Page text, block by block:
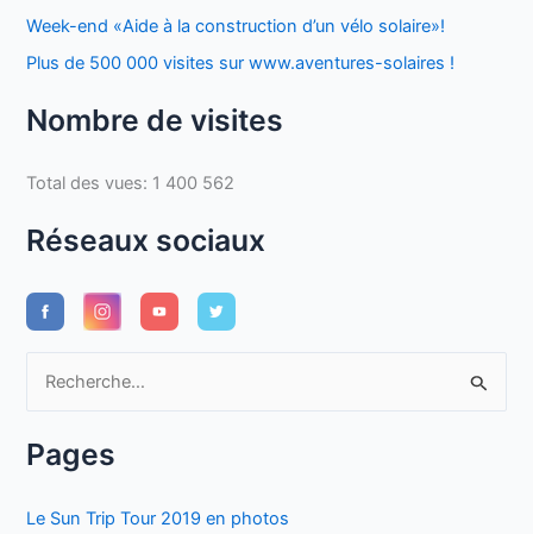
Week-end «Aide à la construction d’un vélo solaire»!
Plus de 500 000 visites sur www.aventures-solaires !
Nombre de visites
Total des vues: 1 400 562
Réseaux sociaux
hPages
Le Sun Trip Tour 2019 en photos